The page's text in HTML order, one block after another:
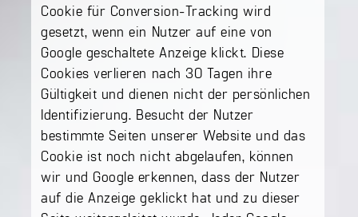
Cookie für Conversion-Tracking wird
gesetzt, wenn ein Nutzer auf eine von
Google geschaltete Anzeige klickt. Diese
Cookies verlieren nach 30 Tagen ihre
Gültigkeit und dienen nicht der persönlichen
Identifizierung. Besucht der Nutzer
bestimmte Seiten unserer Website und das
Cookie ist noch nicht abgelaufen, können
wir und Google erkennen, dass der Nutzer
auf die Anzeige geklickt hat und zu dieser